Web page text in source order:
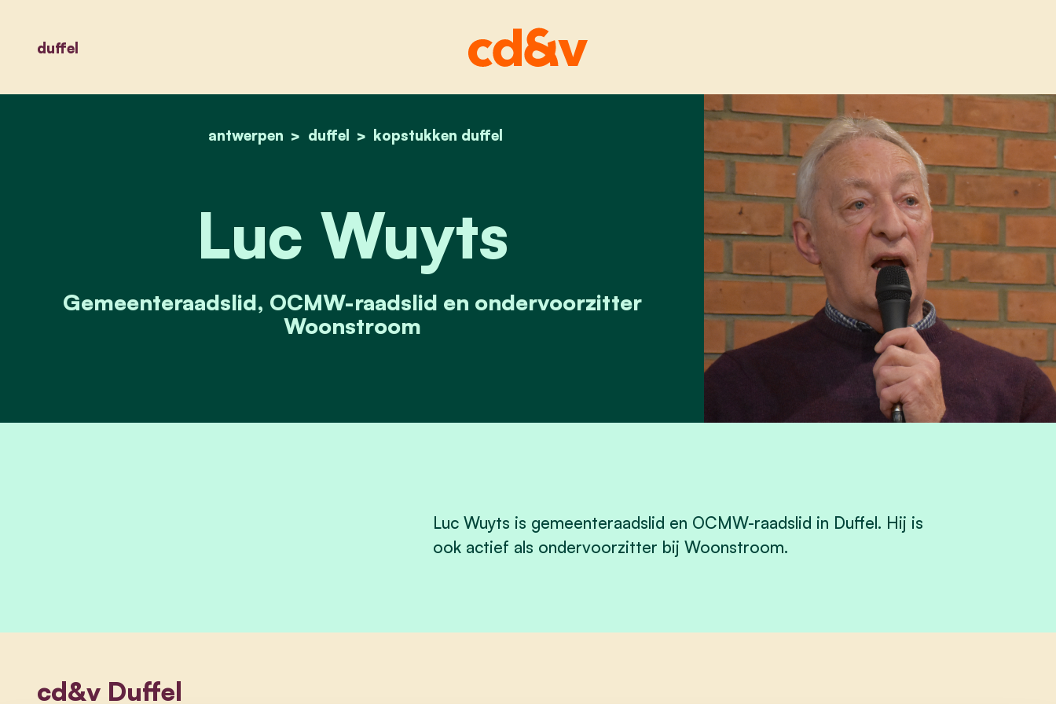
duffel
home
antwerpen duffel kopstukken duffel
luc wuyts
Luc Wuyts
Gemeenteraadslid, OCMW-raadslid en ondervoorzitter
Woonstroom
Luc Wuyts is gemeenteraadslid en OCMW-raadslid in Duffel. Hij is
ook actief als ondervoorzitter bij Woonstroom.
cd&v Duffel